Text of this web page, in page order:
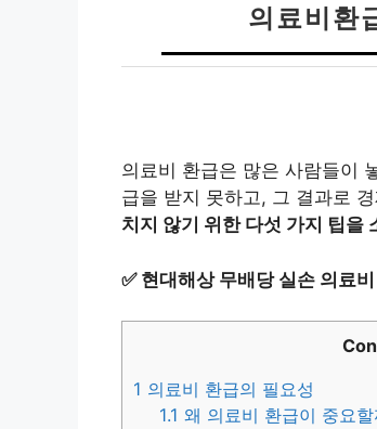
의료비환
의료비 환급은 많은 사람들이
급을 받지 못하고, 그 결과로
치지 않기 위한 다섯 가지 팁을
✅ 현대해상 무배당 실손 의료
1 의료비 환급의 필요성
1.1 왜 의료비 환급이 중요할